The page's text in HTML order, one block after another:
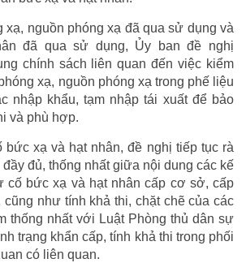
xạ, nguồn phóng xạ đã qua sử dụng và
đã qua sử dụng, Ủy ban đề nghị
chính sách liên quan đến việc kiểm
xạ, nguồn phóng xạ trong phế liệu
nhập khẩu, tạm nhập tái xuất để bảo
và phù hợp.
xạ và hạt nhân, đề nghị tiếp tục rà
đủ, thống nhất giữa nội dung các kế
cố bức xạ và hạt nhân cấp cơ sở, cấp
cũng như tính khả thi, chặt chẽ của các
thống nhất với Luật Phòng thủ dân sự
trạng khẩn cấp, tính khả thi trong phối
có liên quan.